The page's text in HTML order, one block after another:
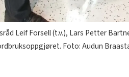
Leif Forsell (t.v.), Lars Petter
Foto: Audun